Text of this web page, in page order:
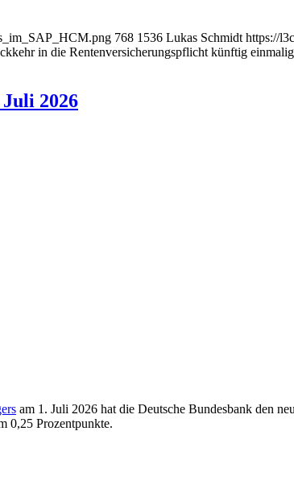
768 1536 Lukas Schmidt https://
in die Rentenversicherungspflicht künftig
Juli 2026
am 1. Juli 2026 hat die Deutsche Bundesbank den
0,25 Prozentpunkte.